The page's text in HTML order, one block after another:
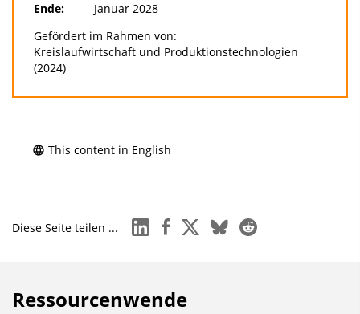
Ende:
Januar 2028
Gefördert im Rahmen von:
Kreislaufwirtschaft und Produktionstechnologien
(2024)
This content in English
Diese Seite teilen ... linkedinfacebook
x blueskyreddit
Ressourcenwende